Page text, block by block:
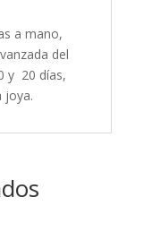
a mano,
del
y 20 días,
joya.